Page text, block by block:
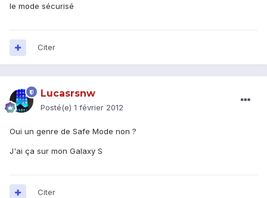
le mode sécurisé
Citer
Lucasrsnw
Posté(e) 1 février 2012
Oui un genre de Safe Mode non ?
J'ai ça sur mon Galaxy S
Citer